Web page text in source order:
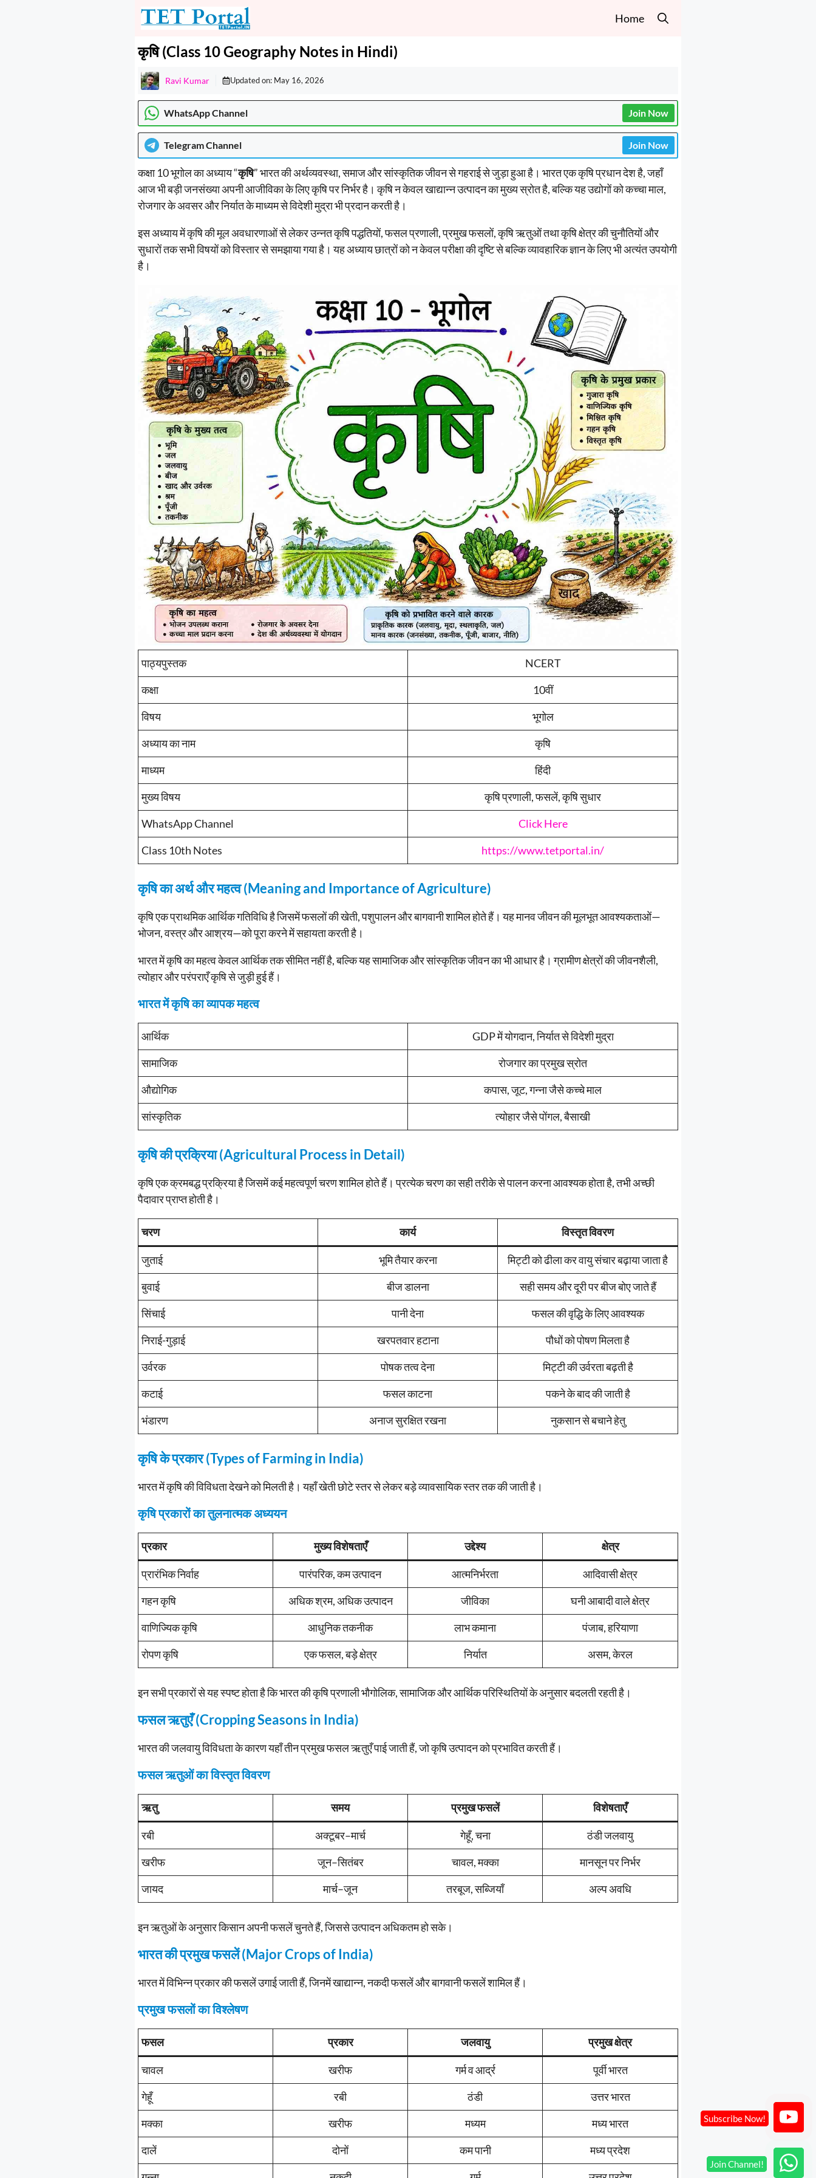
Home
कृषि (Class 10 Geography Notes in Hindi)
Ravi Kumar Updated on: May 16, 2026
WhatsApp Channel Join Now
TelegramChannel Join Now
कक्षा 10 भूगोल का अध्याय “कृषि” भारत की अर्थव्यवस्था, समाज और सांस्कृतिक जीवन से गहराई से जुड़ा हुआ है। भारत एक कृषि प्रधान देश है, जहाँ
आज भी बड़ी जनसंख्या अपनी आजीविका के लिए कृषि पर निर्भर है। कृषि न केवल खाद्यान्न उत्पादन का मुख्य स्रोत है, बल्कि यह उद्योगों को कच्चा माल,
रोजगार के अवसर और निर्यात के माध्यम से विदेशी मुद्रा भी प्रदान करती है।
इस अध्याय में कृषि की मूल अवधारणाओं से लेकर उन्नत कृषि पद्धतियों, फसल प्रणाली, प्रमुख फसलों, कृषि ऋतुओं तथा कृषि क्षेत्र की चुनौतियों और
सुधारों तक सभी विषयों को विस्तार से समझाया गया है। यह अध्याय छात्रों को न केवल परीक्षा की दृष्टि से बल्कि व्यावहारिक ज्ञान के लिए भी अत्यंत उपयोगी
है।
पाठ्यपुस्तक
NCERT
कक्षा
10वीं
विषय
भूगोल
अध्याय का नाम
कृषि
माध्यम
हिंदी
मुख्य विषय
कृषि प्रणाली, फसलें, कृषि सुधार
WhatsApp Channel
Click Here
Class 10th Notes
https://www.tetportal.in/
कृषि का अर्थ और महत्व (Meaning and Importance of Agriculture)
कृषि एक प्राथमिक आर्थिक गतिविधि है जिसमें फसलों की खेती, पशुपालन और बागवानी शामिल होते हैं। यह मानव जीवन की मूलभूत आवश्यकताओं—
भोजन, वस्त्र और आश्रय—को पूरा करने में सहायता करती है।
भारत में कृषि का महत्व केवल आर्थिक तक सीमित नहीं है, बल्कि यह सामाजिक और सांस्कृतिक जीवन का भी आधार है। ग्रामीण क्षेत्रों की जीवनशैली,
त्योहार और परंपराएँ कृषि से जुड़ी हुई हैं।
भारत में कृषि का व्यापक महत्व
आर्थिक
GDP में योगदान, निर्यात से विदेशी मुद्रा
सामाजिक
रोजगार का प्रमुख स्रोत
औद्योगिक
कपास, जूट, गन्ना जैसे कच्चे माल
सांस्कृतिक
त्योहार जैसे पोंगल, बैसाखी
कृषि की प्रक्रिया (Agricultural Process in Detail)
कृषि एक क्रमबद्ध प्रक्रिया है जिसमें कई महत्वपूर्ण चरण शामिल होते हैं। प्रत्येक चरण का सही तरीके से पालन करना आवश्यक होता है, तभी अच्छी
पैदावार प्राप्त होती है।
चरण कार्य विस्तृत विवरण
जुताई भूमि तैयार करना
मिट्टी को ढीला कर वायु संचार बढ़ाया जाता है
बुवाई
बीज डालना
सही समय और दूरी पर बीज बोए जाते हैं
सिंचाई
पानी देना
फसल की वृद्धि के लिए आवश्यक
निराई-गुड़ाई
खरपतवार हटाना
पौधों को पोषण मिलता है
उर्वरक
पोषक तत्व देना
मिट्टी की उर्वरता बढ़ती है
कटाई
फसल काटना
पकने के बाद की जाती है
भंडारण
अनाज सुरक्षित रखना नुकसान से बचाने हेतु
कृषि के प्रकार (Types of Farming in India)
भारत में कृषि की विविधता देखने को मिलती है। यहाँ खेती छोटे स्तर से लेकर बड़े व्यावसायिक स्तर तक की जाती है।
कृषि प्रकारों का तुलनात्मक अध्ययन
प्रकार मुख्य विशेषताएँ उद्देश्य क्षेत्र
प्रारंभिक निर्वाह पारंपरिक, कम उत्पादन आत्मनिर्भरता
आदिवासी क्षेत्र
गहन कृषि
अधिक श्रम, अधिक उत्पादन जीविका
घनी आबादी वाले क्षेत्र
वाणिज्यिक कृषि
आधुनिक तकनीक लाभ कमाना
पंजाब, हरियाणा
रोपण कृषि
एक फसल, बड़े क्षेत्र निर्यात असम, केरल
इन सभी प्रकारों से यह स्पष्ट होता है कि भारत की कृषि प्रणाली भौगोलिक, सामाजिक और आर्थिक परिस्थितियों के अनुसार बदलती रहती है।
फसल ऋतुएँ (Cropping Seasons in India)
भारत की जलवायु विविधता के कारण यहाँ तीन प्रमुख फसल ऋतुएँ पाई जाती हैं, जो कृषि उत्पादन को प्रभावित करती हैं।
फसल ऋतुओं का विस्तृत विवरण
ऋतु समय प्रमुख फसलें विशेषताएँ
रबी अक्टूबर–मार्च गेहूँ, चना
ठंडी जलवायु
खरीफ
जून–सितंबर चावल, मक्का
मानसून पर निर्भर
जायद
मार्च–जून तरबूज, सब्जियाँ अल्प अवधि
इन ऋतुओं के अनुसार किसान अपनी फसलें चुनते हैं, जिससे उत्पादन अधिकतम हो सके।
भारत की प्रमुख फसलें (Major Crops of India)
भारत में विभिन्न प्रकार की फसलें उगाई जाती हैं, जिनमें खाद्यान्न, नकदी फसलें और बागवानी फसलें शामिल हैं।
प्रमुख फसलों का विश्लेषण
फसल प्रकार जलवायु प्रमुख क्षेत्र
चावल खरीफ गर्म व आर्द्र
पूर्वी भारत
गेहूँ
रबी ठंडी
उत्तर भारत
मक्का
खरीफ मध्यम
मध्य भारत
दालें
दोनों कम पानी
मध्य प्रदेश